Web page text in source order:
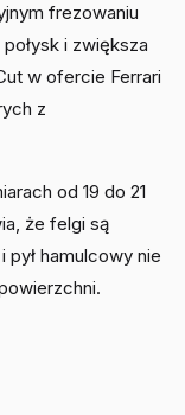
frezowaniu
i zwiększa
w ofercie Ferrari
z
od 19 do 21
że felgi są
pył hamulcowy nie